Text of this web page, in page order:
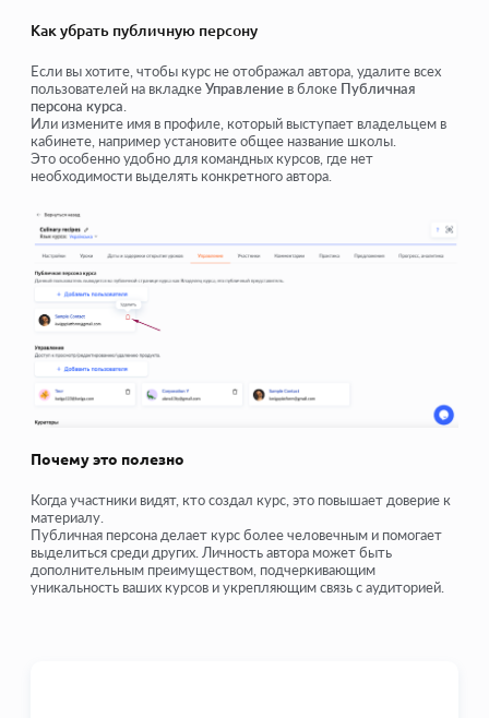
Как убрать публичную персону
Если вы хотите, чтобы курс не отображал автора, удалите всех
пользователей на вкладкеУправление в блоке Публичная
персона курса
Или измените имя в профиле, который выступает владельцем в
кабинете, например установите общее название школы.
Это особенно удобно для командных курсов, где нет
необходимости выделять конкретного автора.
Почему это полезно
Когда участники видят, кто создал курс, это повышает доверие к
материалу.
Публичная персона делает курс более человечным и помогает
выделиться среди других. Личность автора может быть
дополнительным преимуществом, подчеркивающим
уникальность ваших курсов и укрепляющим связь с аудиторией.